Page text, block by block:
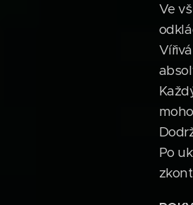
Ve
Po